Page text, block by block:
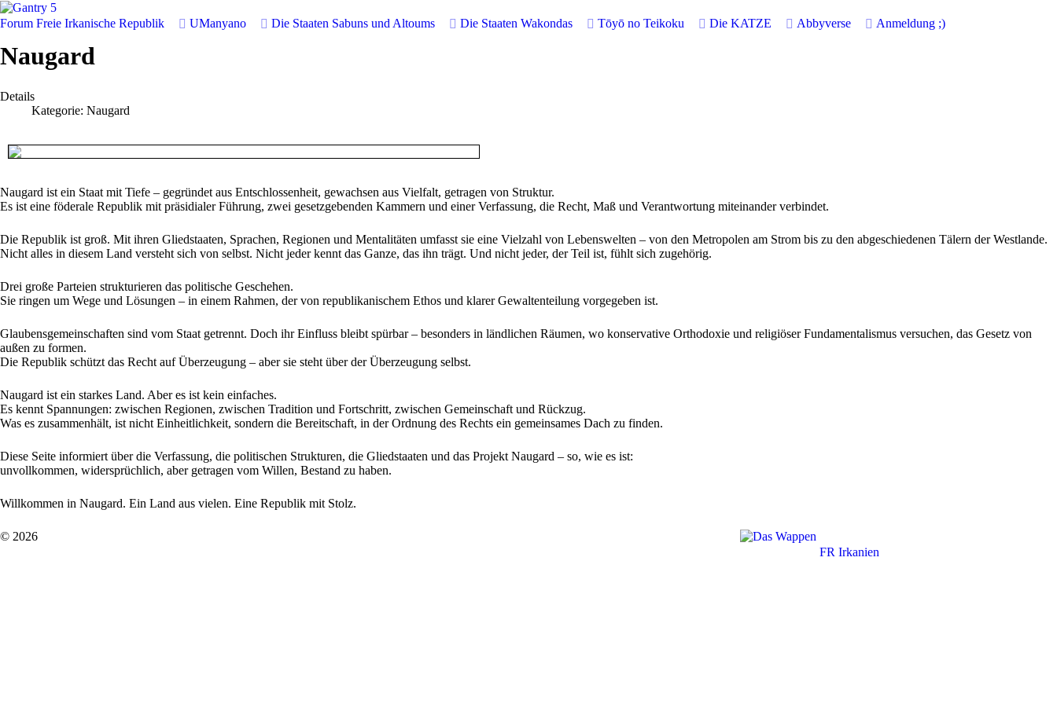
Forum Freie Irkanische Republik UManyano Die Staaten Sabuns und Altoums Die Staaten Wakondas Tōyō no Teikoku Die KATZE Abbyverse Anmeldung ;)
Naugard
Details
Kategorie: Naugard
Naugard ist ein Staat mit Tiefe – gegründet aus Entschlossenheit, gewachsen aus Vielfalt, getragen von Struktur.
Es ist eine föderale Republik mit präsidialer Führung, zwei gesetzgebenden Kammern und einer Verfassung, die Recht, Maß und Verantwortung miteinander verbindet.
Die Republik ist groß. Mit ihren Gliedstaaten, Sprachen, Regionen und Mentalitäten umfasst sie eine Vielzahl von Lebenswelten – von den Metropolen am Strom bis zu den abgeschiedenen Tälern der Westlande.
Nicht alles in diesem Land versteht sich von selbst. Nicht jeder kennt das Ganze, das ihn trägt. Und nicht jeder, der Teil ist, fühlt sich zugehörig.
Drei große Parteien strukturieren das politische Geschehen.
Sie ringen um Wege und Lösungen – in einem Rahmen, der von republikanischem Ethos und klarer Gewaltenteilung vorgegeben ist.
Glaubensgemeinschaften sind vom Staat getrennt. Doch ihr Einfluss bleibt spürbar – besonders in ländlichen Räumen, wo konservative Orthodoxie und religiöser Fundamentalismus versuchen, das Gesetz von
außen zu formen.
Die Republik schützt das Recht auf Überzeugung – aber sie steht über der Überzeugung selbst.
Naugard ist ein starkes Land. Aber es ist kein einfaches.
Es kennt Spannungen: zwischen Regionen, zwischen Tradition und Fortschritt, zwischen Gemeinschaft und Rückzug.
Was es zusammenhält, ist nicht Einheitlichkeit, sondern die Bereitschaft, in der Ordnung des Rechts ein gemeinsames Dach zu finden.
Diese Seite informiert über die Verfassung, die politischen Strukturen, die Gliedstaaten und das Projekt Naugard – so, wie es ist:
unvollkommen, widersprüchlich, aber getragen vom Willen, Bestand zu haben.
Willkommen in Naugard. Ein Land aus vielen. Eine Republik mit Stolz.
© 2026
FR Irkanien